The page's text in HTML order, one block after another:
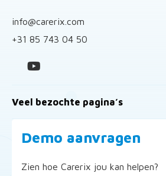
info@carerix.com
+31 85 743 04 50
Veel bezochte pagina’s
Demo aanvragen
Zien hoe Carerix jou kan helpen?